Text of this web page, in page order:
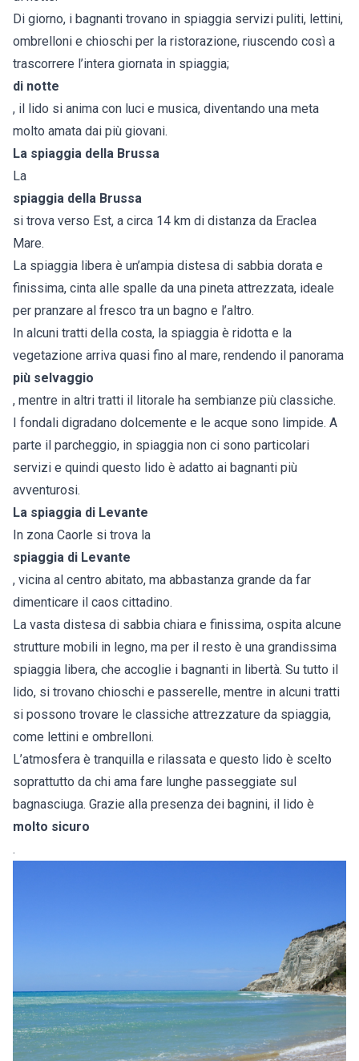
Di giorno, i bagnanti trovano in spiaggia servizi puliti, lettini,
ombrelloni e chioschi per la ristorazione, riuscendo così a
trascorrere l’intera giornata in spiaggia;
di notte
, il lido si anima con luci e musica, diventando una meta
molto amata dai più giovani.
La spiaggia della Brussa
La
spiaggia della Brussa
si trova verso Est, a circa 14 km di distanza da Eraclea
Mare.
La spiaggia libera è un’ampia distesa di sabbia dorata e
finissima, cinta alle spalle da una pineta attrezzata, ideale
per pranzare al fresco tra un bagno e l’altro.
In alcuni tratti della costa, la spiaggia è ridotta e la
vegetazione arriva quasi fino al mare, rendendo il panorama
più selvaggio
, mentre in altri tratti il litorale ha sembianze più classiche.
I fondali digradano dolcemente e le acque sono limpide. A
parte il parcheggio, in spiaggia non ci sono particolari
servizi e quindi questo lido è adatto ai bagnanti più
avventurosi.
La spiaggia di Levante
In zona Caorle si trova la
spiaggia di Levante
, vicina al centro abitato, ma abbastanza grande da far
dimenticare il caos cittadino.
La vasta distesa di sabbia chiara e finissima, ospita alcune
strutture mobili in legno, ma per il resto è una grandissima
spiaggia libera, che accoglie i bagnanti in libertà. Su tutto il
lido, si trovano chioschi e passerelle, mentre in alcuni tratti
si possono trovare le classiche attrezzature da spiaggia,
come lettini e ombrelloni.
L’atmosfera è tranquilla e rilassata e questo lido è scelto
soprattutto da chi ama fare lunghe passeggiate sul
bagnasciuga. Grazie alla presenza dei bagnini, il lido è
molto sicuro
.